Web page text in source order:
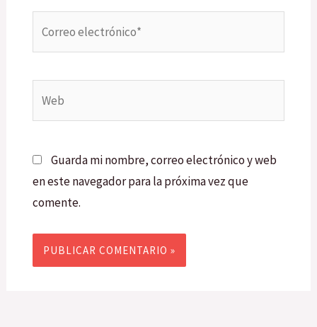
Guarda mi nombre, correo electrónico y web
en este navegador para la próxima vez que
comente.